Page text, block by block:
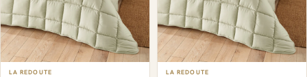
LA REDOUTE LA REDOUTE